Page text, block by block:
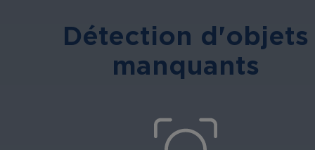
Détection d'objets
manquants